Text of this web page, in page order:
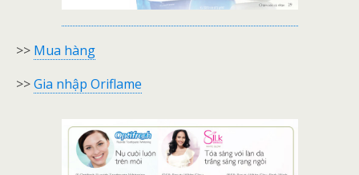
>> Mua hàng
>>Gia nhập Oriflame